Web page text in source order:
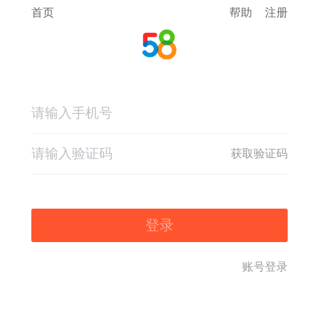
首页 帮助 注册
获取验证码
登录
账号登录